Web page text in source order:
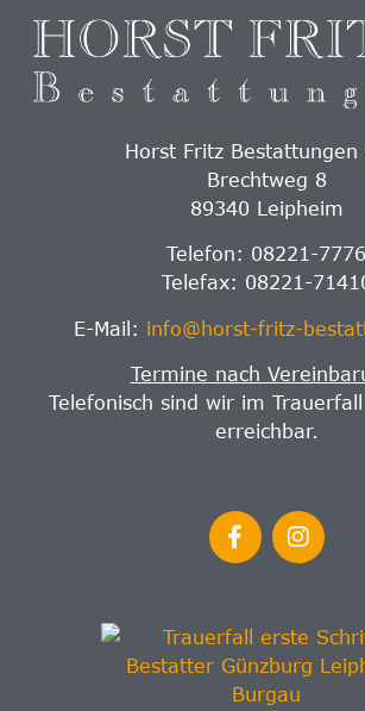
Horst Fritz Bestattungen
Brechtweg 8
89340 Leipheim
Telefon: 08221-7776
Telefax: 08221-
E-Mail: info@horst-fritz-
Termine nach
Telefonisch sind wir im
erreichbar.